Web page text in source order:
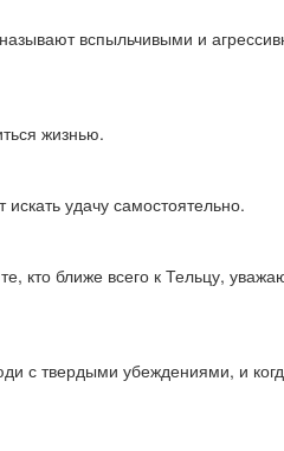
вспыльчивыми и
жизнью.
удачу самостоятельно.
ближе всего к Тельцу,
с твердыми убеждениями, и